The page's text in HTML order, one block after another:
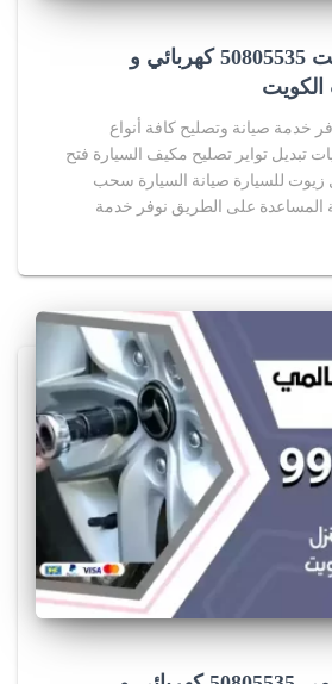
بنشر متنقل الكويت 50805535‬ كهربائي و
الكويت
خدمة صيانة وتصليح كافة أنواع
تبديل تواير تصليح مكيف السيارة فتح
زيوت للسيارة صيانة السيارة سحب
المساعدة على الطريق نوفر خدمة